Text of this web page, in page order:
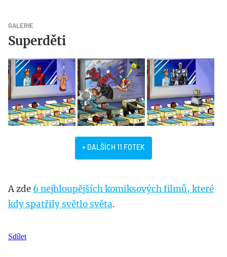
GALERIE
Superděti
+ DALŠÍCH 11 FOTEK
A zde 6 nejhloupějších komiksových filmů, které
kdy spatřily světlo světa.
Sdílet